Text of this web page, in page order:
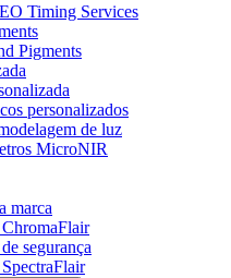
Timing Services
Pigments
personalizados
de luz
MicroNIR
marca
segurança